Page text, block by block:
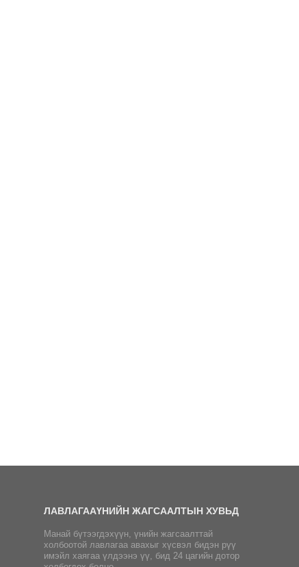
ЛАВЛАГААҮНИЙН ЖАГСААЛТЫН ХУВЬД
Манай бүтээгдэхүүн, үнийн жагсаалттай
холбоотой лавлагаа авахыг хүсвэл бидэн рүү
имэйл хаягаа үлдээнэ үү, бид 24 цагийн дотор
2021-07-07
Манай Cixi WanBo лацдан холболтын материал ХХК нь